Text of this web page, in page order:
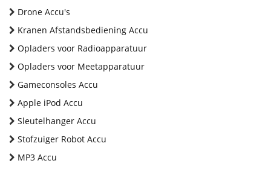
Drone Accu's
Kranen Afstandsbediening Accu
Opladers voor Radioapparatuur
Opladers voor Meetapparatuur
Gameconsoles Accu
Apple iPod Accu
Sleutelhanger Accu
Stofzuiger Robot Accu
MP3 Accu